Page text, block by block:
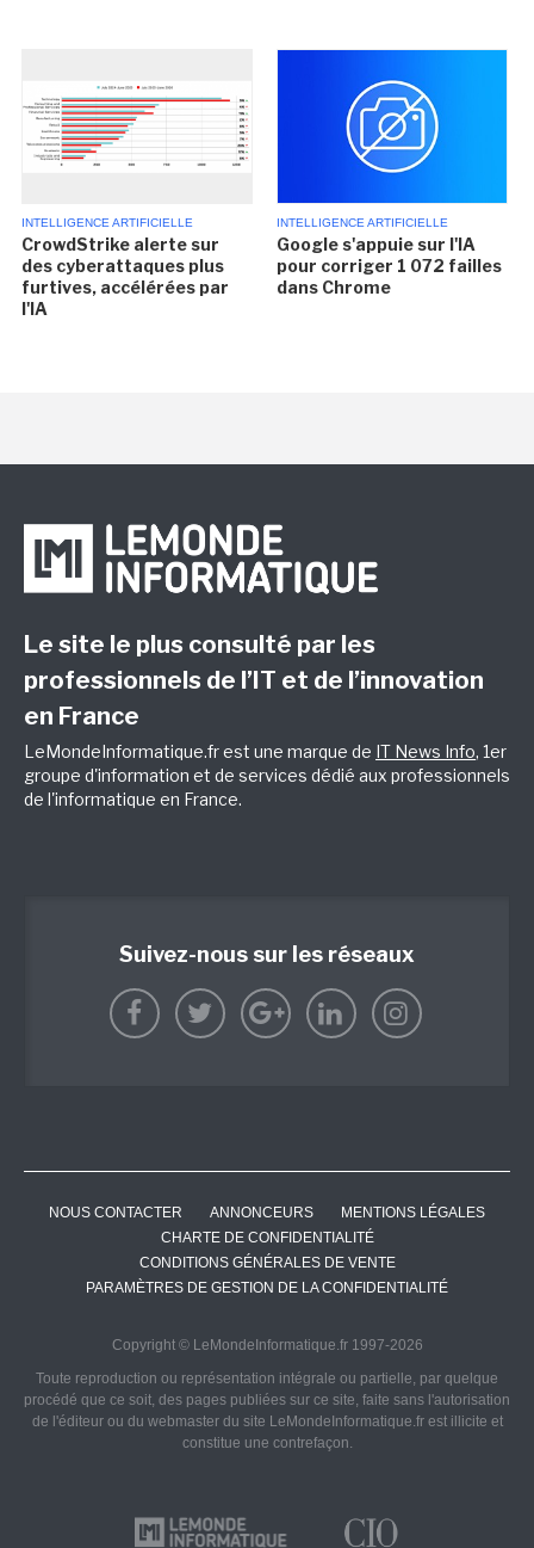
INTELLIGENCE ARTIFICIELLE
CrowdStrike alerte sur
des cyberattaques plus
furtives, accélérées par
l'IA
INTELLIGENCE ARTIFICIELLE
Google s'appuie sur l'IA
pour corriger 1 072 failles
dans Chrome
Le site le plus consulté par les
professionnels de l’IT et de l’innovation
en France
LeMondeInformatique.fr est une marque de IT News Info, 1er
groupe d'information et de services dédié aux professionnels
de l'informatique en France.
Suivez-nous sur les réseaux
NOUS CONTACTER ANNONCEURS
MENTIONS LÉGALES
CHARTE DE CONFIDENTIALITÉ
CONDITIONS GÉNÉRALES DE VENTE
PARAMÈTRES DE GESTION DE LA CONFIDENTIALITÉ
Copyright © LeMondeInformatique.fr 1997-2026
Toute reproduction ou représentation intégrale ou partielle, par quelque
procédé que ce soit, des pages publiées sur ce site, faite sans l'autorisation
de l'éditeur ou du webmaster du site LeMondeInformatique.fr est illicite et
constitue une contrefaçon.